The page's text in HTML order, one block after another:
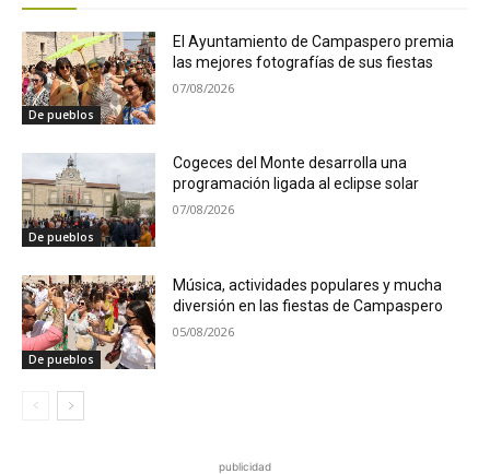
De pueblos
El Ayuntamiento de Campaspero premia
las mejores fotografías de sus fiestas
07/08/2026
De pueblos
Cogeces del Monte desarrolla una
programación ligada al eclipse solar
07/08/2026
De pueblos
Música, actividades populares y mucha
diversión en las fiestas de Campaspero
05/08/2026
publicidad